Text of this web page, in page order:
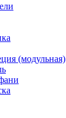
(модульная)